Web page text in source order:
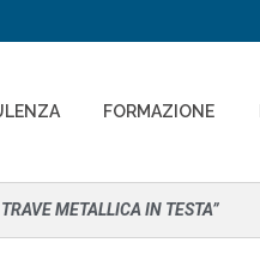
FORMAZIONE
METALLICA IN TESTA”